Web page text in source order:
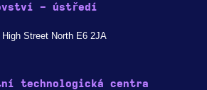
- ústředí
Street North E6 2JA
technologická centra